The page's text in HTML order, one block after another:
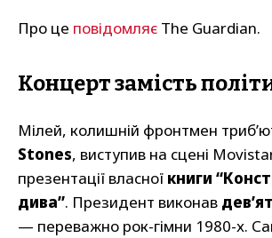
Про це повідомляє The Guardian.
Концерт замість
Мілей, колишній фронтмен
Stones, виступив на сцені
презентації власної книги
дива”. Президент виконав
— переважно рок-гімни 1980-х.